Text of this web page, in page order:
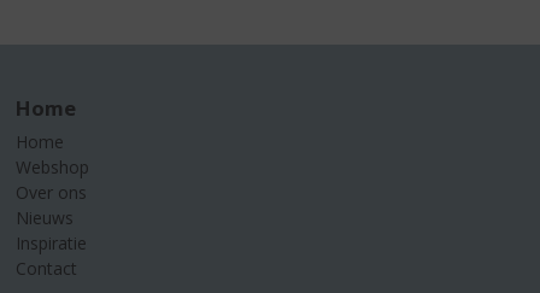
Home
Home
Webshop
Over ons
Nieuws
Inspiratie
Contact